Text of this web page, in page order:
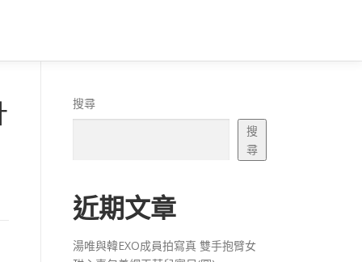
搜尋
搜
尋
近期文章
湯唯與韓EXO成員拍寫真 雙手抱臂女